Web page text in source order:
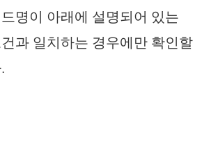
명이 아래에 설명되어 있는
과 일치하는 경우에만 확인할